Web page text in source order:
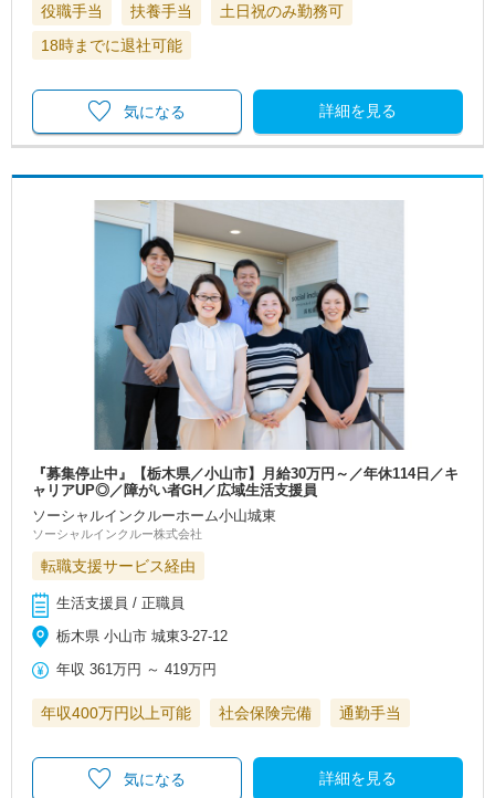
役職手当 扶養手当
土日祝のみ勤務可
18時までに退社可能
詳細を見る
気になる
『募集停止中』【栃木県／小山市】月給30万円～／年休114日／キ
ャリアUP◎／障がい者GH／広域生活支援員
ソーシャルインクルーホーム小山城東
ソーシャルインクルー株式会社
転職支援サービス経由
生活支援員 / 正職員
栃木県 小山市 城東3-27-12
年収 361万円 ～419万円
年収400万円以上可能 社会保険完備 通勤手当
詳細を見る
気になる